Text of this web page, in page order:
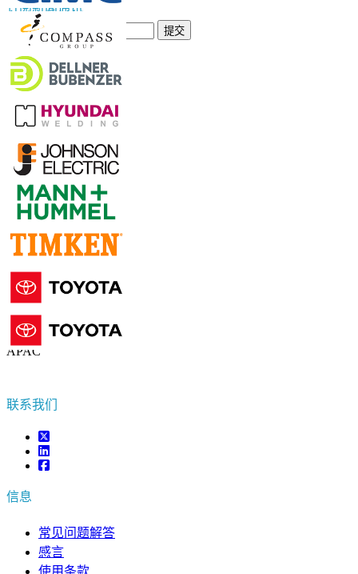
订阅新闻通讯
提交
信任在线
联系我们
US+1 833 909 2966 ( Toll Free )
UK+44 808 502 0280 (Toll Free )
APAC
联系我们
信息
常见问题解答
感言
使用条款